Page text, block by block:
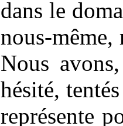
dans le
nous-même,
Nous
hésité,
représente